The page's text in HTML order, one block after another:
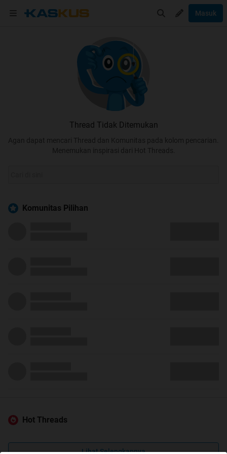
Masuk
Thread Tidak Ditemukan
Agan dapat mencari Thread dan Komunitas pada kolom pencarian.
Menemukan inspirasi dari Hot Threads.
Komunitas Pilihan
Hot Threads
Lihat Selengkapnya